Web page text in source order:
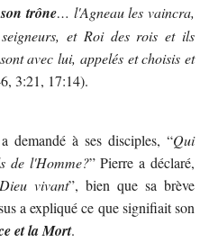
trône… l'Agneau les vaincra,
et Roi des rois et ils
avec lui, appelés et choisis et
3:21, 17:14).
demandé à ses disciples, “Qui
de l'Homme?” Pierre a déclaré,
vivant”, bien que sa brève
a expliqué ce que signifiait son
et la Mort.